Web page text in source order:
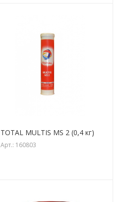
TOTAL MULTIS MS 2 (0,4 кг)
Арт.: 160803